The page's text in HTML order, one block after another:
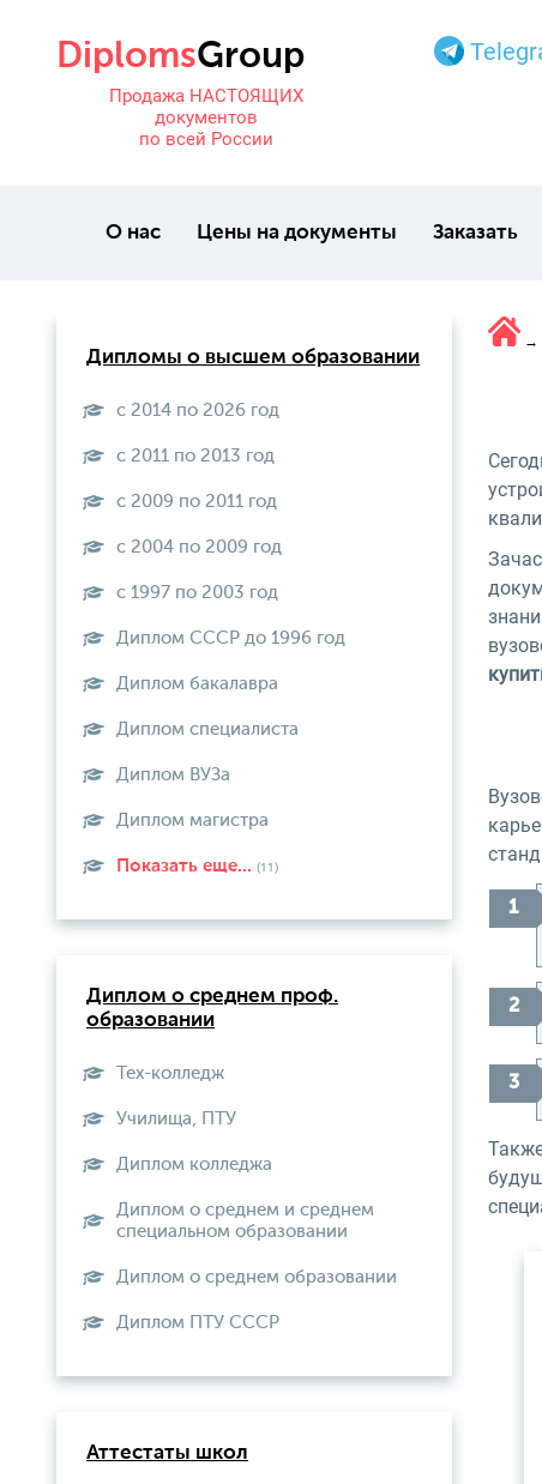
Продажа НАСТОЯЩИХ
документов
по всей России
О нас Цены на документы Заказать
→
Дипломы о высшем образовании
с 2014 по 2026 год
с 2011 по 2013 год
с 2009 по 2011 год
с 2004 по 2009 год
с 1997 по 2003 год
Диплом СССР до 1996 год
Диплом бакалавра
Диплом специалиста
Диплом ВУЗа
Диплом магистра
Показать еще... (11)
Диплом о среднем проф.
образовании
Тех-колледж
Училища, ПТУ
Диплом колледжа
Диплом о среднем и среднем
специальном образовании
Диплом о среднем образовании
Диплом ПТУ СССР
Аттестаты школ